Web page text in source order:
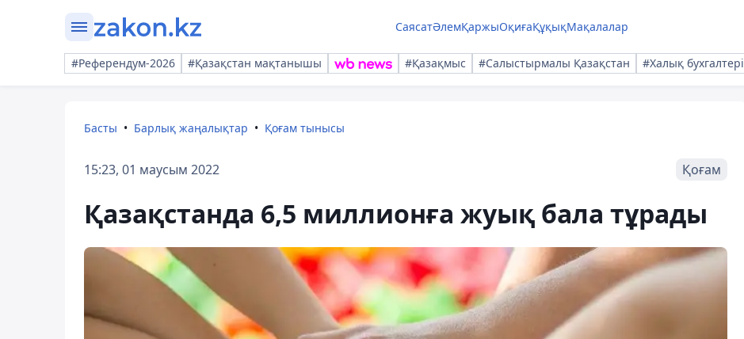
СаясатӘлемҚаржыОқиғаҚұқықМақалалар
#Референдум-2026 #Қазақстан мақтанышы #Қазақмыс #Салыстырмалы Қазақстан #Халық бухгалтері
Басты Барлық жаңалықтар Қоғам тынысы
15:23, 01 маусым 2022 Қоғам
Қазақстанда 6,5 миллионға жуық бала тұрады